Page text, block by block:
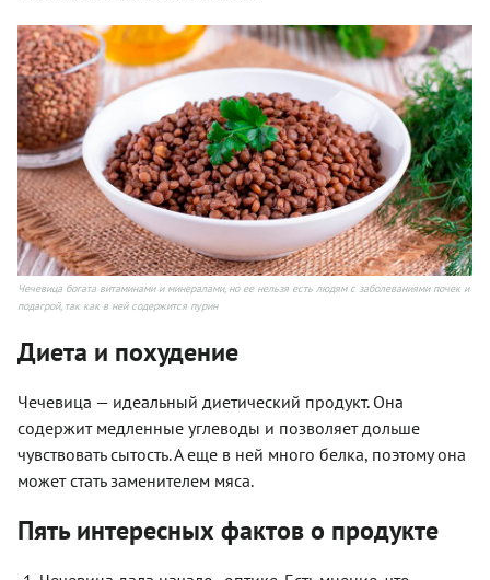
Чечевица богата витаминами и минералами, но ее нельзя есть людям с заболеваниями почек и
подагрой, так как в ней содержится пурин
Диета и похудение
Чечевица — идеальный диетический продукт. Она
содержит медленные углеводы и позволяет дольше
чувствовать сытость. А еще в ней много белка, поэтому она
может стать заменителем мяса.
Пять интересных фактов о продукте